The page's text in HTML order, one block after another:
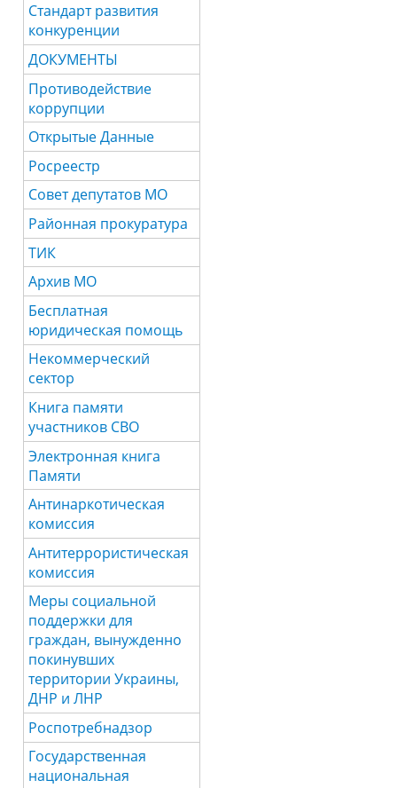
Стандарт развития
конкуренции
ДОКУМЕНТЫ
Противодействие
коррупции
Открытые Данные
Росреестр
Совет депутатов МО
Районная прокуратура
ТИК
Архив МО
Бесплатная
юридическая помощь
Некоммерческий
сектор
Книга памяти
участников СВО
Электронная книга
Памяти
Антинаркотическая
комиссия
Антитеррористическая
комиссия
Меры социальной
поддержки для
граждан, вынужденно
покинувших
территории Украины,
ДНР и ЛНР
Роспотребнадзор
Государственная
национальная